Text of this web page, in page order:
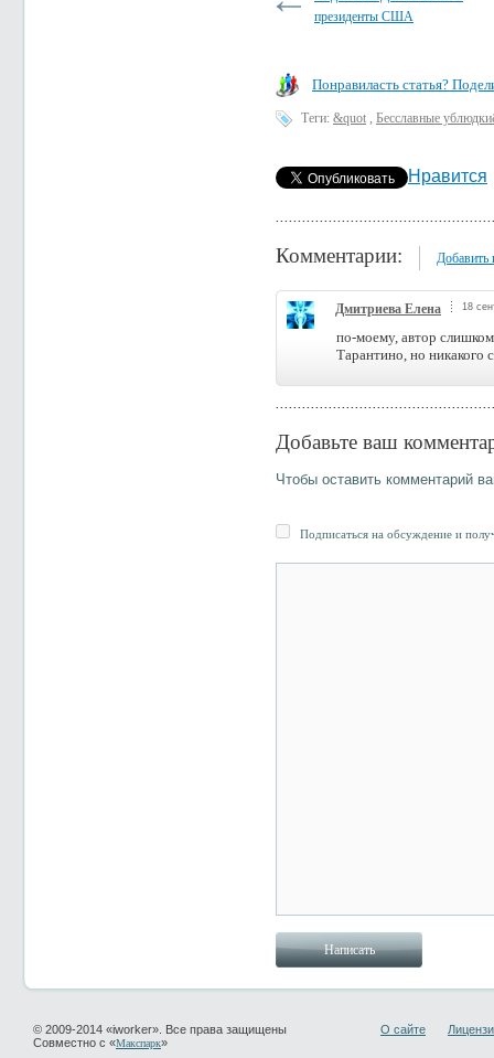
президенты США
Понравиласть статья?
Теги: &quot , Бесславные
Нравится
Комментарии: Добавить
Дмитриева Елена 18
по-моему, автор слишком
Тарантино, но никакого
Добавьте ваш
Чтобы оставить комментарий
Подписаться на обсуждение и
© 2009-2014 «iworker». Все права защищены
Совместно с «Макспарк»
О сайте